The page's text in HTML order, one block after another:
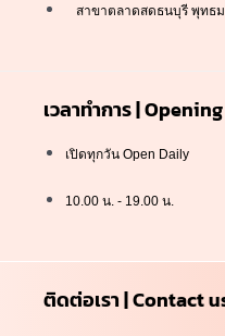
สาขาตลาดสดธนบุรี พุทธ
เวลาทำการ |
เปิดทุกวัน Open Daily
10.00 น. - 19.00 น.
ติดต่อเรา | Contact